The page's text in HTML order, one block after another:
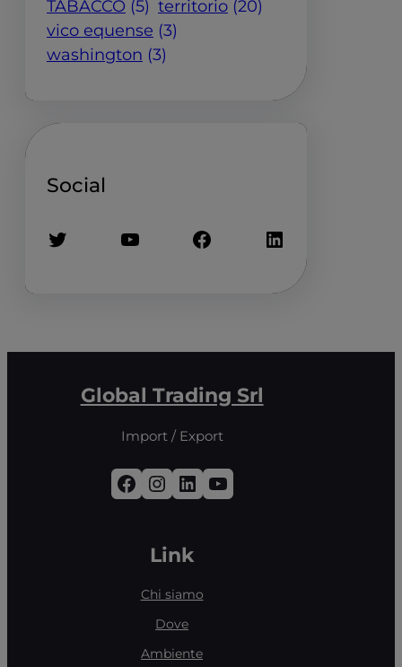
TABACCO (5) territorio (20)
vico equense (3)
washington (3)
Social
Twitter YouTube Facebook LinkedIn
Global Trading Srl
Import / Export
Facebook Instagram LinkedIn YouTube
Link
Chi siamo
Dove
Ambiente